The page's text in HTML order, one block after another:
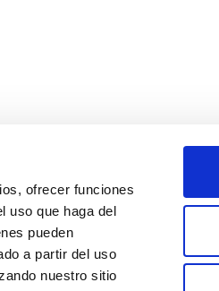
ofrecer funciones
uso que haga del
pueden
a partir del uso
nuestro sitio